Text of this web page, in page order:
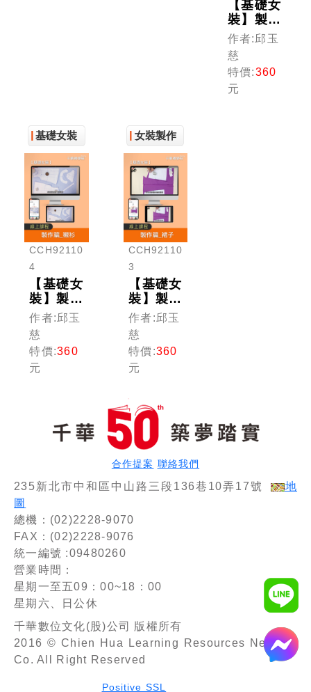
【基礎女
裝】製作
篇_連身
裙
作者:邱玉
慈
特價:360
元
基礎女裝
CCH92110
4
【基礎女
裝】製作
篇_襯衫
作者:邱玉
慈
特價:360
元
女裝製作
CCH92110
3
【基礎女
裝】製作
篇_裙子
作者:邱玉
慈
特價:360
元
合作提案 聯絡我們
235新北市中和區中山路三段136巷10弄17號
地
圖
總機：(02)2228-9070
FAX：(02)2228-9076
統一編號 :09480260
營業時間：
星期一至五09：00~18：00
星期六、日公休
千華數位文化(股)公司 版權所有
2016 © Chien Hua Learning Resources Network
Co. All Right Reserved
Positive SSL